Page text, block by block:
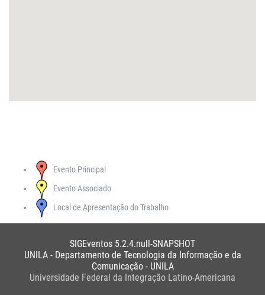
Evento Principal
Evento Associado
Local de Apresentação do Trabalho
SIGEventos 5.2.4.null-SNAPSHOT
UNILA - Departamento de Tecnologia da Informação e da
Comunicação - UNILA
Universidade Federal da Integração Latino-Americana